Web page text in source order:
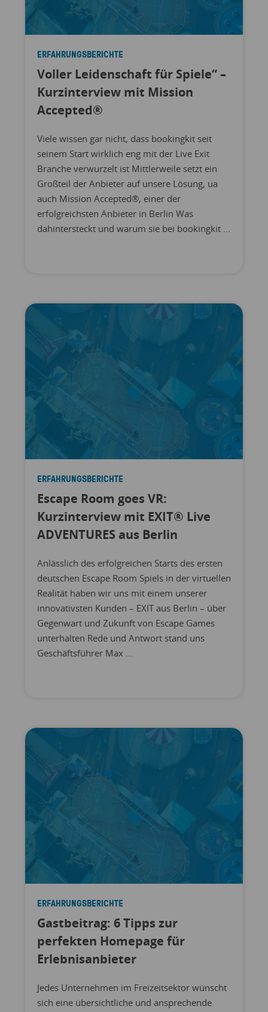
ERFAHRUNGSBERICHTE
Voller Leidenschaft für Spiele“ –
Kurzinterview mit Mission
Accepted®
Viele wissen gar nicht, dass bookingkit seit
seinem Start wirklich eng mit der Live Exit
Branche verwurzelt ist Mittlerweile setzt ein
Großteil der Anbieter auf unsere Lösung, ua
auch Mission Accepted®, einer der
erfolgreichsten Anbieter in Berlin Was
dahintersteckt und warum sie bei bookingkit ...
ERFAHRUNGSBERICHTE
Escape Room goes VR:
Kurzinterview mit EXIT® Live
ADVENTURES aus Berlin
Anlässlich des erfolgreichen Starts des ersten
deutschen Escape Room Spiels in der virtuellen
Realität haben wir uns mit einem unserer
innovativsten Kunden – EXIT aus Berlin – über
Gegenwart und Zukunft von Escape Games
unterhalten Rede und Antwort stand uns
Geschäftsführer Max ...
ERFAHRUNGSBERICHTE
Gastbeitrag: 6 Tipps zur
perfekten Homepage für
Erlebnisanbieter
Jedes Unternehmen im Freizeitsektor wünscht
sich eine übersichtliche und ansprechende